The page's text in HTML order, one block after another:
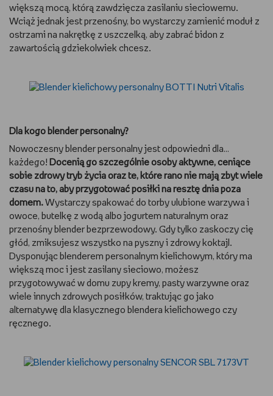
większą mocą, którą zawdzięcza zasilaniu sieciowemu.
Wciąż jednak jest przenośny, bo wystarczy zamienić moduł z
ostrzami na nakrętkę z uszczelką, aby zabrać bidon z
zawartością gdziekolwiek chcesz.
Dla kogo blender personalny?
Nowoczesny blender personalny jest odpowiedni dla…
każdego! Docenią go szczególnie osoby aktywne, ceniące
sobie zdrowy tryb życia oraz te, które rano nie mają zbyt wiele
czasu na to, aby przygotować posiłki na resztę dnia poza
domem. Wystarczy spakować do torby ulubione warzywa i
owoce, butelkę z wodą albo jogurtem naturalnym oraz
przenośny blender bezprzewodowy. Gdy tylko zaskoczy cię
głód, zmiksujesz wszystko na pyszny i zdrowy koktajl.
Dysponując blenderem personalnym kielichowym, który ma
większą moc i jest zasilany sieciowo, możesz
przygotowywać w domu zupy kremy, pasty warzywne oraz
wiele innych zdrowych posiłków, traktując go jako
alternatywę dla klasycznego blendera kielichowego czy
ręcznego.